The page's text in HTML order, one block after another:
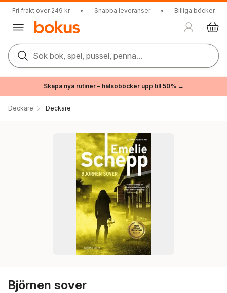
Fri frakt över 249 kr • Snabba leveranser • Billiga böcker
Sök bok, spel, pussel, penna...
Skapa nya rutiner – hälsoböcker upp till 50% →
Deckare Deckare
Björnen sover